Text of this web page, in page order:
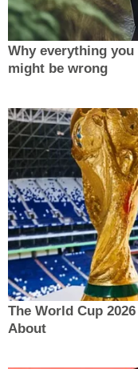
Why everything
might be wrong
The World Cup
About